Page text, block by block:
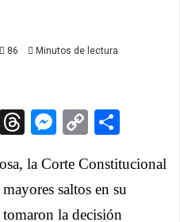
86 Minutos de lectura
X ThreadsCopy
la Corte Constitucional
saltos en su
la decisión